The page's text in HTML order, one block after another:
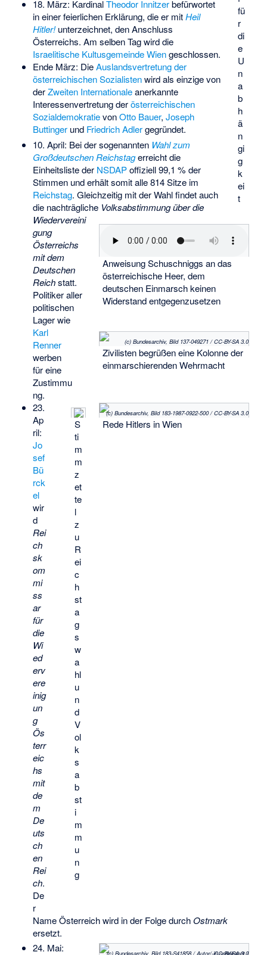
fü
r
di
e
U
n
a
b
h
ä
n
gi
g
k
ei
t
Anweisung Schuschniggs an das
österreichische Heer, dem
deutschen Einmarsch keinen
Widerstand entgegenzusetzen
(c) Bundesarchiv, Bild 137-049271 / CC-BY-SA 3.0
Zivilisten begrüßen eine Kolonne der
einmarschierenden Wehrmacht
(c) Bundesarchiv, Bild 183-1987-0922-500 / CC-BY-SA 3.0
Rede Hitlers in Wien
18. März: KardinalTheodor Innitzerbefürwortet
in einer feierlichen Erklärung, die er mitHeil
Hitler!unterzeichnet, den Anschluss
Österreichs. Am selben Tag wird die
Israelitische Kultusgemeinde Wiengeschlossen.
Ende März: DieAuslandsvertretung der
österreichischen Sozialistenwird als einzige von
derZweiten Internationaleanerkannte
Interessenvertretung derösterreichischen
SozialdemokratievonOtto Bauer, Joseph
Buttingerund Friedrich Adlergegründet.
S
ti
m
m
z
et
te
l
z
u
R
ei
c
h
st
a
g
s
w
a
hl
u
n
d
V
ol
k
s
a
b
st
i
m
m
u
n
g
10. April: Bei der sogenannten Wahl zum
Großdeutschen Reichstagerreicht die
Einheitsliste der NSDAPoffiziell 99,1 % der
Stimmen und erhält somit alle 814 Sitze im
Reichstag. Gleichzeitig mit der Wahl findet auch
die nachträgliche Volksabstimmung über die
Wiedervereini
gung
Österreichs
mit dem
Deutschen
Reichstatt.
Politiker aller
politischen
Lager wie
Karl
Renner
werben
für eine
Zustimmu
ng.
23.
Ap
ril:
Jo
sef
Bü
rck
el
wir
d
Rei
ch
sk
om
mi
ss
ar
für
die
Wi
ed
erv
ere
inig
un
g
Ös
terr
eic
hs
mit
de
m
De
uts
ch
en
Rei
ch.
De
r
Name Österreich wird in der Folge durchOstmark
ersetzt.
(c) Bundesarchiv, Bild 183-S41858 / Autor/-in unbekannt
/ CC-BY-SA 3.0
24. Mai: